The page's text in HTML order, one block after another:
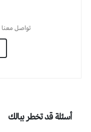
تواصل معنا
أسئلة قد تخطر ببالك